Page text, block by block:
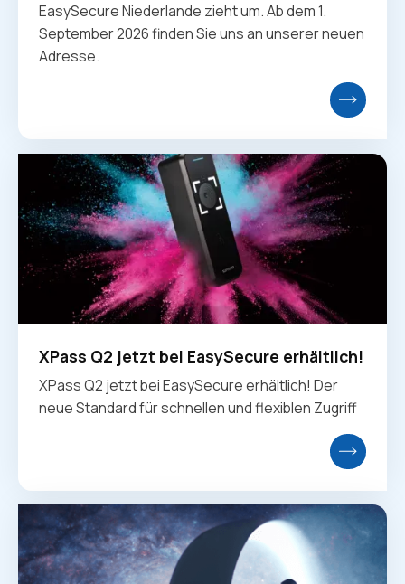
EasySecure Niederlande zieht um. Ab dem 1.
September 2026 finden Sie uns an unserer neuen
Adresse.
XPass Q2 jetzt bei EasySecure erhältlich!
XPass Q2 jetzt bei EasySecure erhältlich! Der
neue Standard für schnellen und flexiblen Zugriff